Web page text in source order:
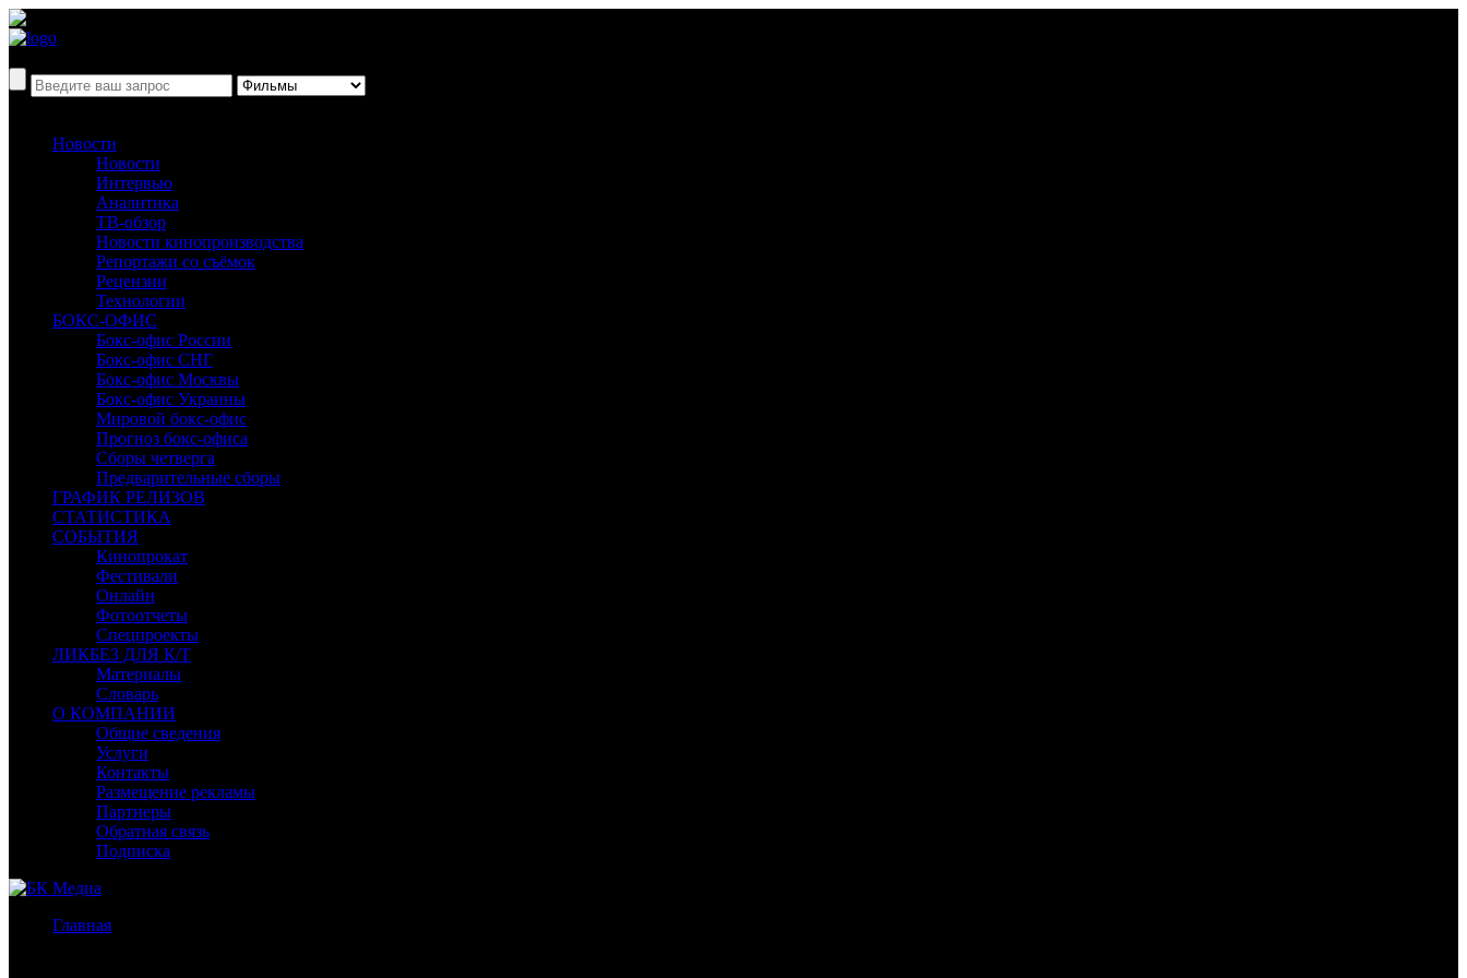
Новости
Новости
Интервью
Аналитика
ТВ-обзор
Новости кинопроизводства
Репортажи со съёмок
Рецензии
Технологии
БОКС-ОФИС
Бокс-офис России
Бокс-офис СНГ
Бокс-офис Москвы
Бокс-офис Украины
Мировой бокс-офис
Прогноз бокс-офиса
Сборы четверга
Предварительные сборы
ГРАФИК РЕЛИЗОВ
СТАТИСТИКА
СОБЫТИЯ
Кинопрокат
Фестивали
Онлайн
Фотоотчеты
Спецпроекты
ЛИКБЕЗ ДЛЯ К/Т
Материалы
Словарь
О КОМПАНИИ
Общие сведения
Услуги
Контакты
Размещение рекламы
Партнеры
Обратная связь
Подписка
Главная